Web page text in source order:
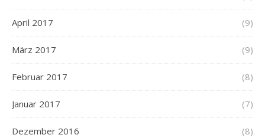
April 2017 (9)
März 2017 (9)
Februar 2017 (8)
Januar 2017 (7)
Dezember 2016 (8)